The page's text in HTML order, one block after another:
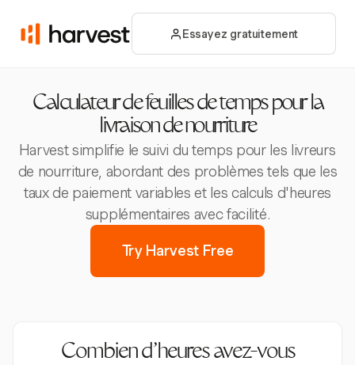
Essayez gratuitement
Calculateur de feuilles de temps pour la
livraison de nourriture
Harvest simplifie le suivi du temps pour les livreurs
de nourriture, abordant des problèmes tels que les
taux de paiement variables et les calculs d'heures
supplémentaires avec facilité.
Try Harvest Free
Combien d’heures avez-vous